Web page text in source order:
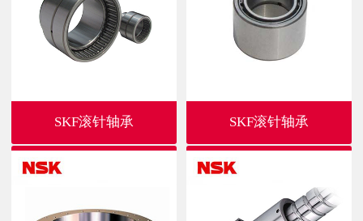
SKF滚针轴承 SKF滚针轴承